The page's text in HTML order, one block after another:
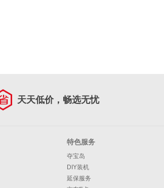
天天低价，畅选无忧
特色服务
夺宝岛
DIY装机
延保服务